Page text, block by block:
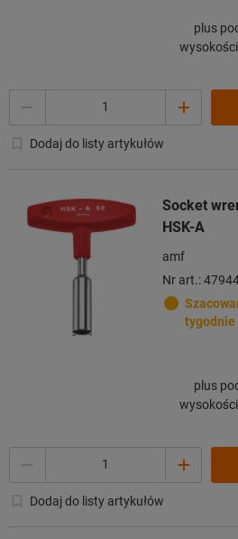
plus
wysokości
Dodaj do listy artykułów
Socket
HSK-A
amf
Nr art.:
tygodnie
plus
wysokości
Dodaj do listy artykułów